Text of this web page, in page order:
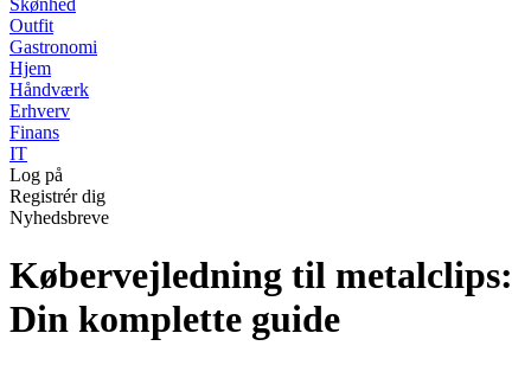
Skønhed
Outfit
Gastronomi
Hjem
Håndværk
Erhverv
Finans
IT
Log på
Registrér dig
Nyhedsbreve
Købervejledning til metalclips:
Din komplette guide